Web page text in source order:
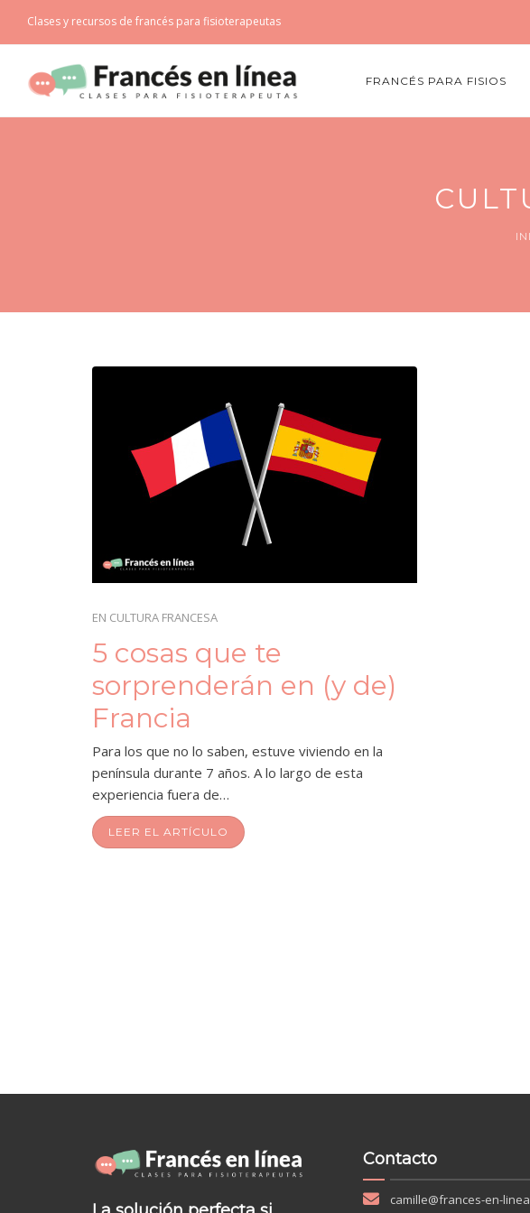
Clases y recursos de francés para fisioterapeutas
FRANCÉS PARA FISIOS
EN CULTURA FRANCESA
5 cosas que te
sorprenderán en (y de)
Francia
Para los que no lo saben, estuve viviendo en la
península durante 7 años. A lo largo de esta
experiencia fuera de…
LEER EL ARTÍCULO
Contacto
camille@frances-en-